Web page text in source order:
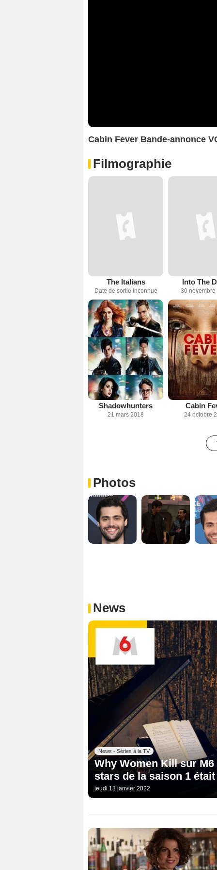
Cabin Fever Bande-annonce
Filmographie
The Italians
Date de sortie inconnue
Into The
30 novembre
Shadowhunters
21 mars 2018
Cabin
24 octobre
Photos
News
News - Séries à la TV
Why Women Kill sur
stars de la saison 1
jeudi 13 janvier 2022